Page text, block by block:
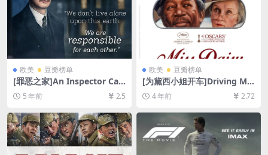
欧美 豆瓣榜单
[罪恶之家]An Inspector Call
s (2015)[百度网盘+迅雷云盘
资源1080P超清未删减][MP4/
5.4GB][中英字幕]
5 年前 2.5
欧美 豆瓣榜单
[为黛西小姐开车]Driving Mis
s Daisy (1989)[百度网盘+迅
雷云盘资源1080P超清未删减]
[MP4/6.4GB][中英字幕]
4 年前 2.72